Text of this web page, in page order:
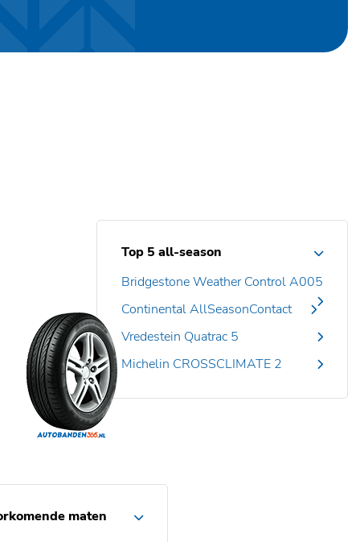
Top 5 all-season
Bridgestone Weather Control A005
Continental AllSeasonContact
Vredestein Quatrac 5
Michelin CROSSCLIMATE 2
maten